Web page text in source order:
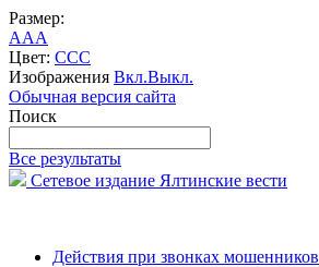
Размер:
AAA
Цвет: CCC
Изображения Вкл.Выкл.
Обычная версия сайта
Поиск
Все результаты
Сетевое издание Ялтинские вести
Действия при звонках мошенников